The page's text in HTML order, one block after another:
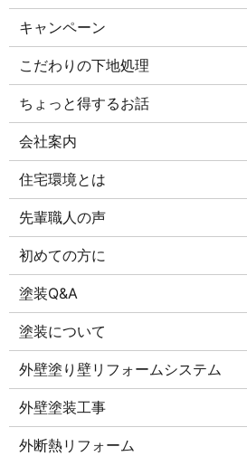
キャンペーン
こだわりの下地処理
ちょっと得するお話
会社案内
住宅環境とは
先輩職人の声
初めての方に
塗装Q&A
塗装について
外壁塗り壁リフォームシステム
外壁塗装工事
外断熱リフォーム